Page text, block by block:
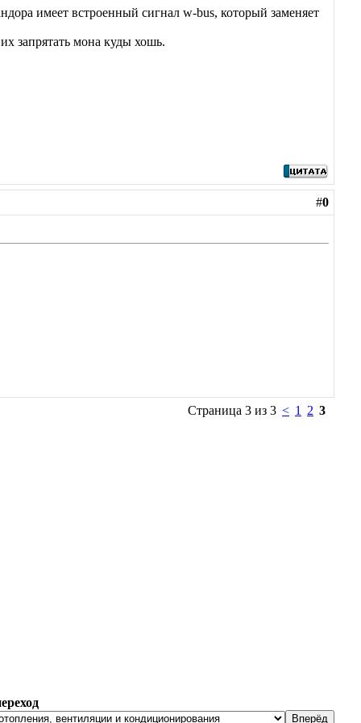
имеет встроенный сигнал w-bus, который заменяет
запрятать мона куды хошь.
#0
Страница 3 из 3 < 1 2 3